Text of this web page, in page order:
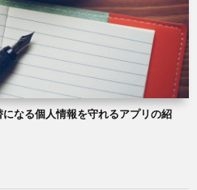
なる個人情報を守れるアプリの紹